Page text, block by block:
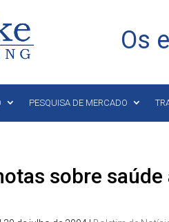
Os
PESQUISA DE MERCADO
sobre